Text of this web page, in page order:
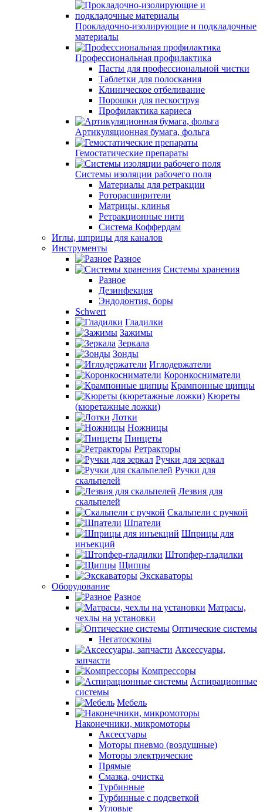
Прокладочно-изолирующие и подкладочные
материалы
Профессиональная профилактика
Пасты для профессиональной чистки
Таблетки для полоскания
Клиническое отбеливание
Порошки для пескоструя
Профилактика кариеса
Артикуляционная бумага, фольга
Гемостатические препараты
Системы изоляции рабочего поля
Материалы для ретракции
Роторасширители
Матрицы, клинья
Ретракционные нити
Система Коффердам
Иглы, шприцы для каналов
Инструменты
Разное
Системы хранения
Разное
Дезинфекция
Эндодонтия, боры
Schwert
Гладилки
Зажимы
Зеркала
Зонды
Иглодержатели
Коронкосниматели
Крампонные щипцы
Кюреты
(кюретажные ложки)
Лотки
Ножницы
Пинцеты
Ретракторы
Ручки для зеркал
Ручки для
скальпелей
Лезвия для
скальпелей
Скальпели с ручкой
Шпатели
Шприцы для
инъекций
Штопфер-гладилки
Щипцы
Экскаваторы
Оборудование
Разное
Матрасы,
чехлы на установки
Оптические системы
Негатоскопы
Аксессуары,
запчасти
Компрессоры
Аспирационные
системы
Мебель
Наконечники, микромоторы
Аксессуары
Моторы пневмо (воздушные)
Моторы электрические
Прямые
Смазка, очистка
Турбинные
Турбинные с подсветкой
Угловые